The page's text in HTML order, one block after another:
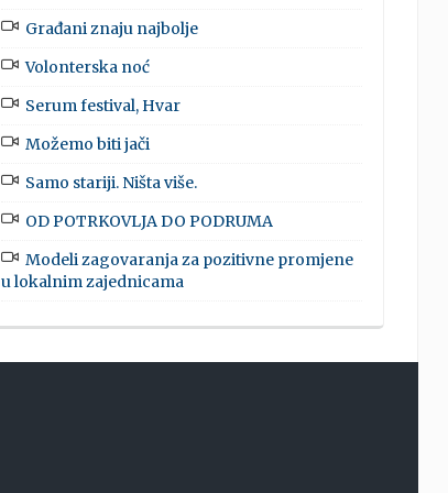
Građani znaju najbolje
Volonterska noć
Serum festival, Hvar
Možemo biti jači
Samo stariji. Ništa više.
OD POTRKOVLJA DO PODRUMA
Modeli zagovaranja za pozitivne promjene
u lokalnim zajednicama